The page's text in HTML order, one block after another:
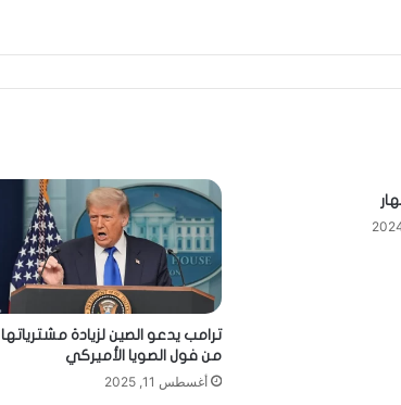
ترامب يدعو الصين لزيادة مشترياتها
من فول الصويا الأميركي
أغسطس 11, 2025